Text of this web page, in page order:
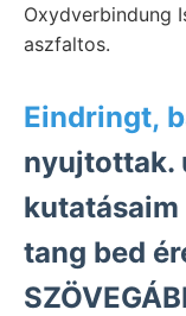
Oxydverbindung
aszfaltos.
Eindringt,
nyujtottak.
tang bed